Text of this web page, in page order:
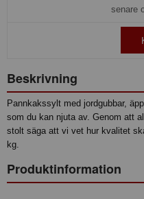
senare
Beskrivning
Pannkakssylt med jordgubbar,
som du kan njuta av. Genom att
stolt säga att vi vet hur kvalitet
kg.
Produktinformation